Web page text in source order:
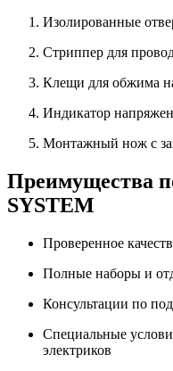
Изолированные
Стриппер для
Клещи для обжима
Индикатор
Монтажный нож с
Преимущества
SYSTEM
Проверенное
Полные наборы и
Консультации по
Специальные
электриков